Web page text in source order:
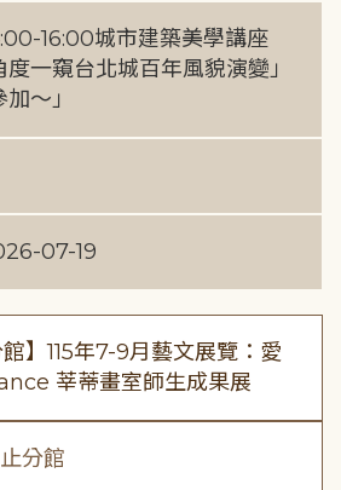
16:00城市建築美學講座
度一窺台北城百年風貌演變」
～」
07-19
館】115年7-9月藝文展覽：愛
莘蒂畫室師生成果展
分館